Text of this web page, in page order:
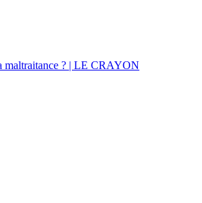
maltraitance ? | LE CRAYON